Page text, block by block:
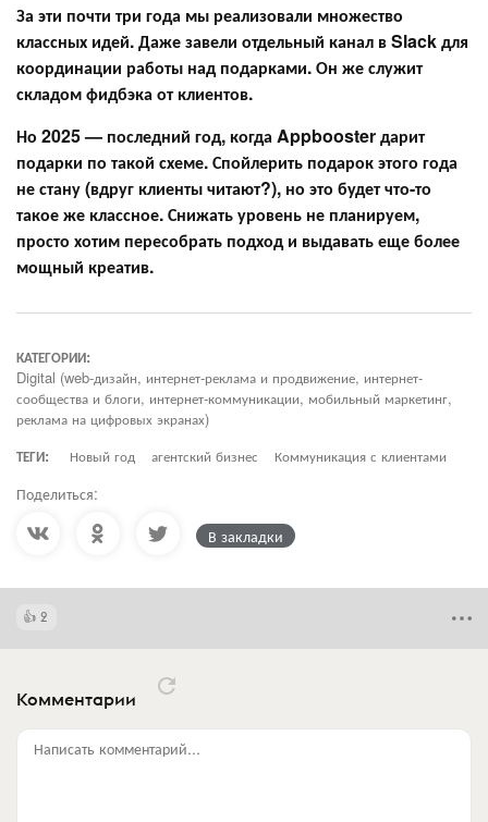
За эти почти три года мы реализовали множество
классных идей. Даже завели отдельный канал в Slack для
координации работы над подарками. Он же служит
складом фидбэка от клиентов.
Но 2025 — последний год, когда Appbooster дарит
подарки по такой схеме. Спойлерить подарок этого года
не стану (вдруг клиенты читают?), но это будет что-то
такое же классное. Снижать уровень не планируем,
просто хотим пересобрать подход и выдавать еще более
мощный креатив.
КАТЕГОРИИ:
Digital (web-дизайн, интернет-реклама и продвижение, интернет-
сообщества и блоги, интернет-коммуникации, мобильный маркетинг,
реклама на цифровых экранах)
ТЕГИ:
Новый год агентский бизнес Коммуникация с клиентами
Поделиться:
В закладки
2
Комментарии
Написать комментарий...